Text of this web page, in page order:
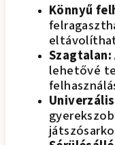
Könnyű
Szagtalan:
lehetővé